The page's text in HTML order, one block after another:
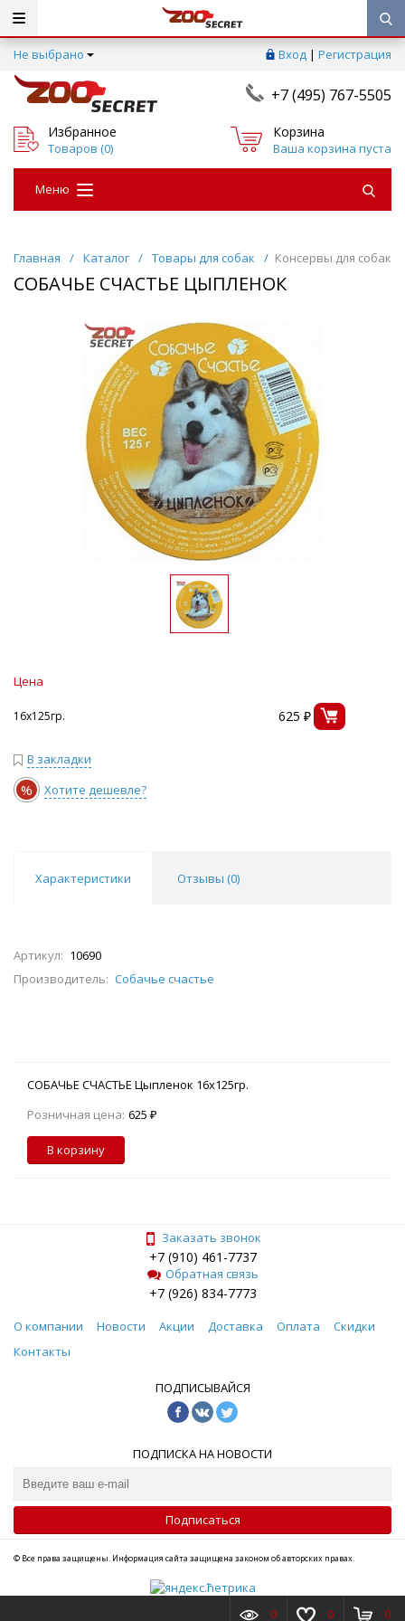
Не выбрано Вход | Регистрация
+7 (495) 767-5505
Избранное
Товаров (0)
Корзина
Ваша корзина пуста
Меню
Главная / Каталог / Товары для собак / Консервы для собак
СОБАЧЬЕ СЧАСТЬЕ ЦЫПЛЕНОК
Цена
16х125гр. 625 ₽
В закладки
% Хотите дешевле?
Характеристики Отзывы (0)
Артикул: 10690
Производитель: Собачье счастье
СОБАЧЬЕ СЧАСТЬЕ Цыпленок 16х125гр.
Розничная цена: 625 ₽
В корзину
Заказать звонок
+7 (910) 461-7737
Обратная связь
+7 (926) 834-7773
О компании Новости Акции Доставка Оплата
Скидки
Контакты
ПОДПИСЫВАЙСЯ
ПОДПИСКА НА НОВОСТИ
Подписаться
© Все права защищены. Информация сайта защищена законом об авторских правах.
0 0 0